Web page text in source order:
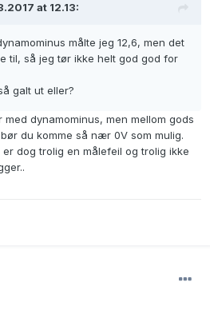
at 12.13:
målte jeg 12,6, men det
til, så jeg tør ikke helt god god for
galt ut eller?
dynamominus, men mellom gods
du komme så nær 0V som mulig.
dog trolig en målefeil og trolig ikke